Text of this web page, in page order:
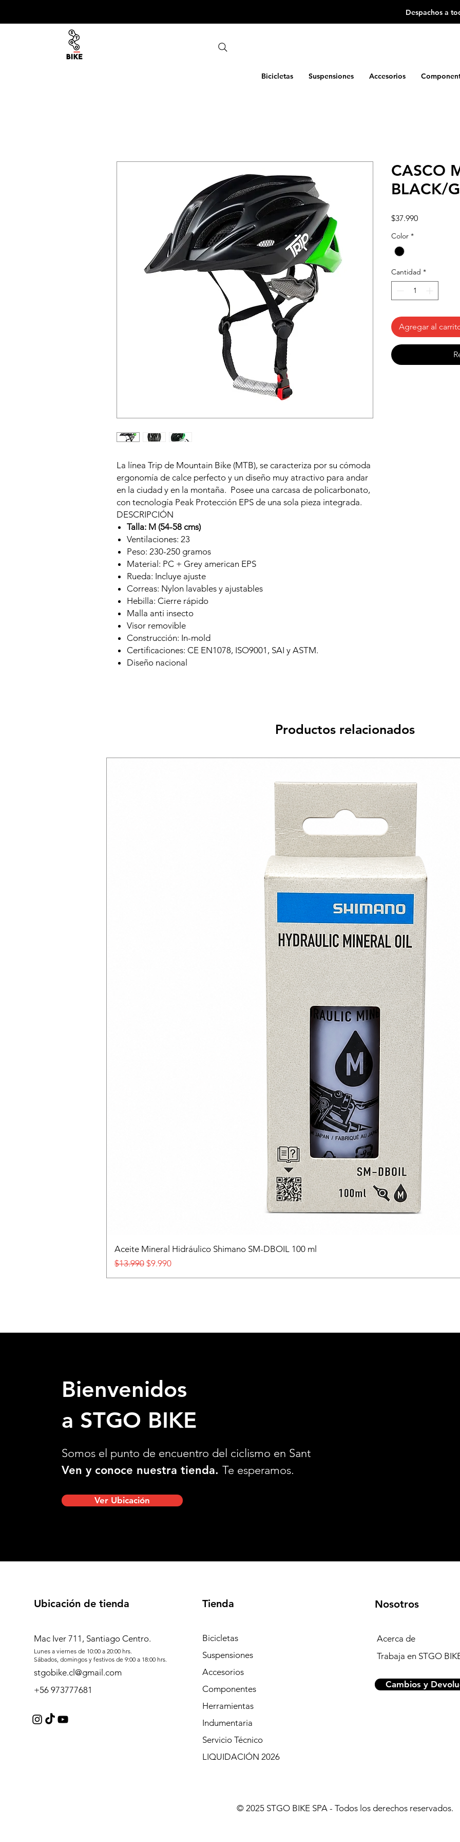
Despachos a
Bicicletas Suspensiones Accesorios
La línea Trip de Mountain Bike (MTB), se caracteriza por su cómoda
ergonomía de calce perfecto y un diseño muy atractivo para andar
en la ciudad y en la montaña. Posee una carcasa de policarbonato,
con tecnología Peak Protección EPS de una sola pieza integrada.
DESCRIPCIÓN
Talla: M (54-58 cms)
Ventilaciones: 23
Peso: 230-250 gramos
Material: PC + Grey american EPS
Rueda: Incluye ajuste
Correas: Nylon lavables y ajustables
Hebilla: Cierre rápido
Malla anti insecto
Visor removible
Construcción: In-mold
Certificaciones: CE EN1078, ISO9001, SAI y ASTM.
Diseño nacional
CASCO
BLACK/
$37.990Precio
Color *
Cantidad *
Agregar al
Productos relacionados
Aceite Mineral Hidráulico Shimano SM-DBOIL 100 ml
Precio
$13.990 Precio de oferta
$9.990
Bienvenidos
a STGO BIKE
Somos el punto de encuentro del ciclismo en Santiago.
Ven y conoce nuestra tienda. Te esperamos.
Ver Ubicación
Ubicación de tienda
Mac Iver 711, Santiago Centro.
Lunes a viernes de 10:00 a 20:00 hrs.
Sábados, domingos y festivos de 9:00 a 18:00 hrs.
stgobike.cl@gmail.com
+56 973777681
Tienda
Bicicletas
Suspensiones
Accesorios
Componentes
Herramientas
Indumentaria
Servicio Técnico
LIQUIDACIÓN 2026
Nosotros
Acerca de
Trabaja en STGO
Cambios y
© 2025 STGO BIKE SPA - Todos los derechos reservados.